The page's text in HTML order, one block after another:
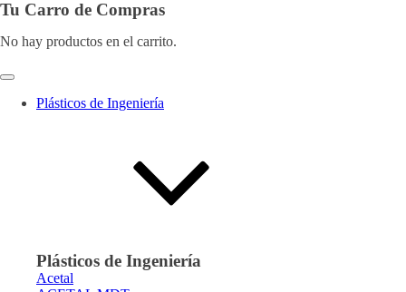
Tu Carro de Compras
No hay productos en el carrito.
Plásticos de Ingeniería
Plásticos de Ingeniería
Acetal